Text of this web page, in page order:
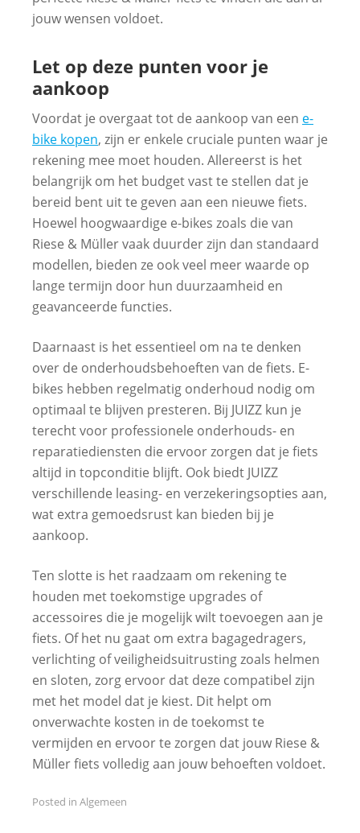
jouw wensen voldoet.
Let op deze punten voor je
aankoop
Voordat je overgaat tot de aankoop van een e-
bike kopen, zijn er enkele cruciale punten waar je
rekening mee moet houden. Allereerst is het
belangrijk om het budget vast te stellen dat je
bereid bent uit te geven aan een nieuwe fiets.
Hoewel hoogwaardige e-bikes zoals die van
Riese & Müller vaak duurder zijn dan standaard
modellen, bieden ze ook veel meer waarde op
lange termijn door hun duurzaamheid en
geavanceerde functies.
Daarnaast is het essentieel om na te denken
over de onderhoudsbehoeften van de fiets. E-
bikes hebben regelmatig onderhoud nodig om
optimaal te blijven presteren. Bij JUIZZ kun je
terecht voor professionele onderhouds- en
reparatiediensten die ervoor zorgen dat je fiets
altijd in topconditie blijft. Ook biedt JUIZZ
verschillende leasing- en verzekeringsopties aan,
wat extra gemoedsrust kan bieden bij je
aankoop.
Ten slotte is het raadzaam om rekening te
houden met toekomstige upgrades of
accessoires die je mogelijk wilt toevoegen aan je
fiets. Of het nu gaat om extra bagagedragers,
verlichting of veiligheidsuitrusting zoals helmen
en sloten, zorg ervoor dat deze compatibel zijn
met het model dat je kiest. Dit helpt om
onverwachte kosten in de toekomst te
vermijden en ervoor te zorgen dat jouw Riese &
Müller fiets volledig aan jouw behoeften voldoet.
Posted in Algemeen